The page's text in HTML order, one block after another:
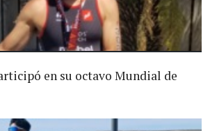
en su octavo Mundial de